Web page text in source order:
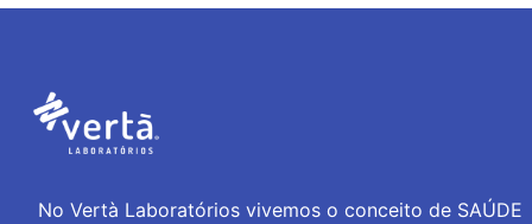
No Vertà Laboratórios vivemos o conceito de SAÚDE